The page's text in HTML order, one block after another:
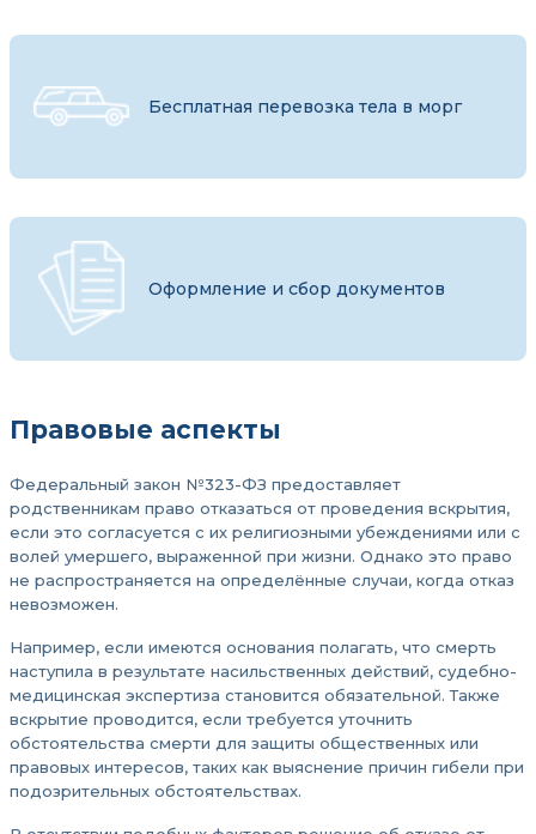
Бесплатная перевозка тела в морг
Оформление и сбор документов
Правовые аспекты
Федеральный закон №323-ФЗ предоставляет
родственникам право отказаться от проведения вскрытия,
если это согласуется с их религиозными убеждениями или с
волей умершего, выраженной при жизни. Однако это право
не распространяется на определённые случаи, когда отказ
невозможен.
Например, если имеются основания полагать, что смерть
наступила в результате насильственных действий, судебно-
медицинская экспертиза становится обязательной. Также
вскрытие проводится, если требуется уточнить
обстоятельства смерти для защиты общественных или
правовых интересов, таких как выяснение причин гибели при
подозрительных обстоятельствах.